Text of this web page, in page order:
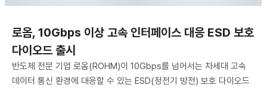
로옴, 10Gbps 이상 고속 인터페이스 대응 ESD 보호
다이오드 출시
반도체 전문 기업 로옴(ROHM)이 10Gbps를 넘어서는 차세대 고속
데이터 통신 환경에 대응할 수 있는 ESD(정전기 방전) 보호 다이오드